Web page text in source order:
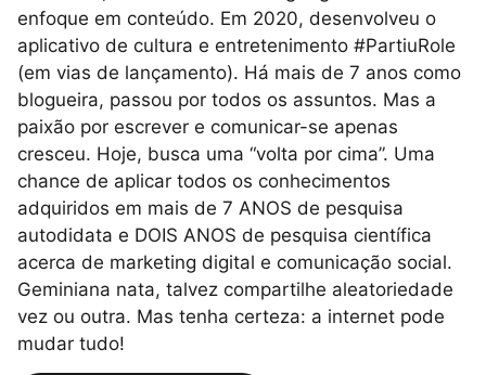
enfoque em conteúdo. Em 2020, desenvolveu o
aplicativo de cultura e entretenimento #PartiuRole
(em vias de lançamento). Há mais de 7 anos como
blogueira, passou por todos os assuntos. Mas a
paixão por escrever e comunicar-se apenas
cresceu. Hoje, busca uma “volta por cima”. Uma
chance de aplicar todos os conhecimentos
adquiridos em mais de 7 ANOS de pesquisa
autodidata e DOIS ANOS de pesquisa científica
acerca de marketing digital e comunicação social.
Geminiana nata, talvez compartilhe aleatoriedade
vez ou outra. Mas tenha certeza: a internet pode
mudar tudo!